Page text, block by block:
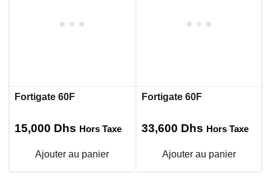
Fortigate 60F
15,000 Dhs Hors Taxe
Ajouter au panier
Fortigate 60F
33,600 Dhs Hors Taxe
Ajouter au panier